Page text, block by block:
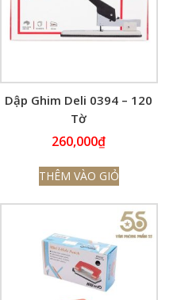
Dập Ghim Deli 0394 – 120
Tờ
260,000₫
THÊM VÀO GIỎ